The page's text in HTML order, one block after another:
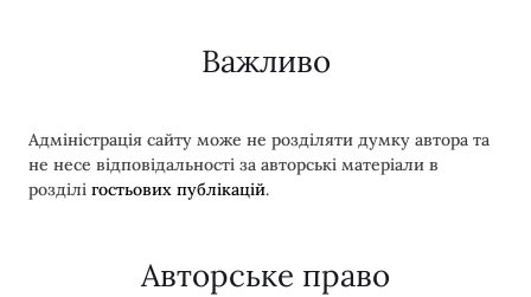
Важливо
Адміністрація сайту може не розділяти думку автора та
не несе відповідальності за авторські матеріали в
розділі гостьових публікацій.
Авторське право